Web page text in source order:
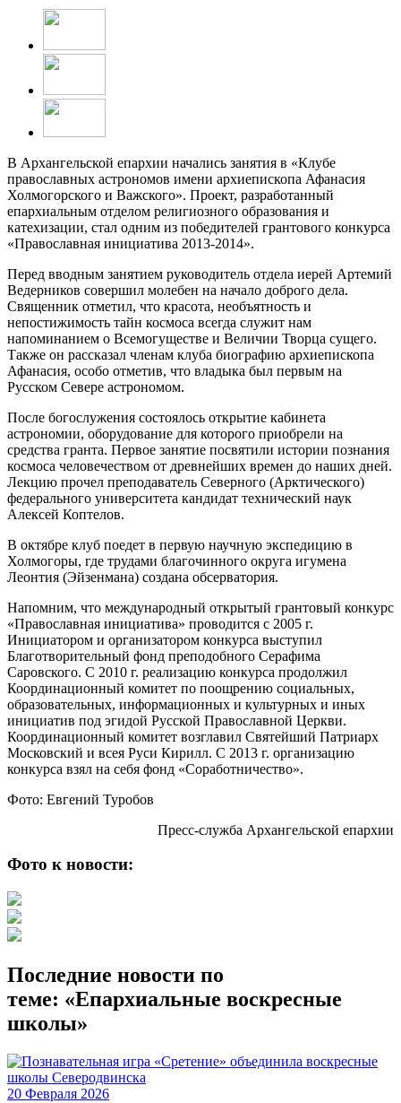
В Архангельской епархии начались занятия в «Клубе
православных астрономов имени архиепископа Афанасия
Холмогорского и Важского». Проект, разработанный
епархиальным отделом религиозного образования и
катехизации, стал одним из победителей грантового конкурса
«Православная инициатива 2013-2014».
Перед вводным занятием руководитель отдела иерей Артемий
Ведерников совершил молебен на начало доброго дела.
Священник отметил, что красота, необъятность и
непостижимость тайн космоса всегда служит нам
напоминанием о Всемогуществе и Величии Творца сущего.
Также он рассказал членам клуба биографию архиепископа
Афанасия, особо отметив, что владыка был первым на
Русском Севере астрономом.
После богослужения состоялось открытие кабинета
астрономии, оборудование для которого приобрели на
средства гранта. Первое занятие посвятили истории познания
космоса человечеством от древнейших времен до наших дней.
Лекцию прочел преподаватель Северного (Арктического)
федерального университета кандидат технический наук
Алексей Коптелов.
В октябре клуб поедет в первую научную экспедицию в
Холмогоры, где трудами благочинного округа игумена
Леонтия (Эйзенмана) создана обсерватория.
Напомним, что международный открытый грантовый конкурс
«Православная инициатива» проводится с 2005 г.
Инициатором и организатором конкурса выступил
Благотворительный фонд преподобного Серафима
Саровского. С 2010 г. реализацию конкурса продолжил
Координационный комитет по поощрению социальных,
образовательных, информационных и культурных и иных
инициатив под эгидой Русской Православной Церкви.
Координационный комитет возглавил Святейший Патриарх
Московский и всея Руси Кирилл. С 2013 г. организацию
конкурса взял на себя фонд «Соработничество».
Фото: Евгений Туробов
Пресс-служба Архангельской епархии
Фото к новости:
Последние новости по
теме: «Епархиальные воскресные
школы»
20 Февраля 2026